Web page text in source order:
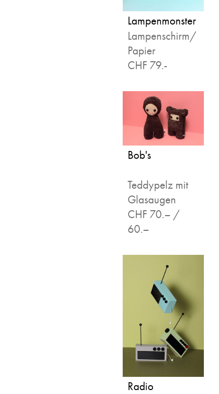
Lampenmonster
Lampenschirm/
Papier
CHF 79.-
Bob's
Teddypelz mit
Glasaugen
CHF 70.– /
60.–
Radio